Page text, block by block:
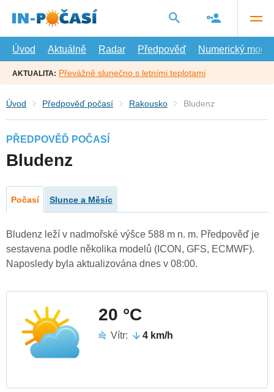
hlavní
Úvod
Aktuálně Radar Předpověď Numerický model
AKTUALITA: Převážně slunečno s letními teplotami
Úvod Předpověď počasí Rakousko Bludenz
PŘEDPOVĚĎ POČASÍ
Bludenz
Počasí Slunce a Měsíc
Bludenz leží v nadmořské výšce 588 m n. m. Předpověď je
sestavena podle několika modelů (ICON, GFS, ECMWF).
Naposledy byla aktualizována dnes v 08:00.
20 °C
Vítr: 4 km/h